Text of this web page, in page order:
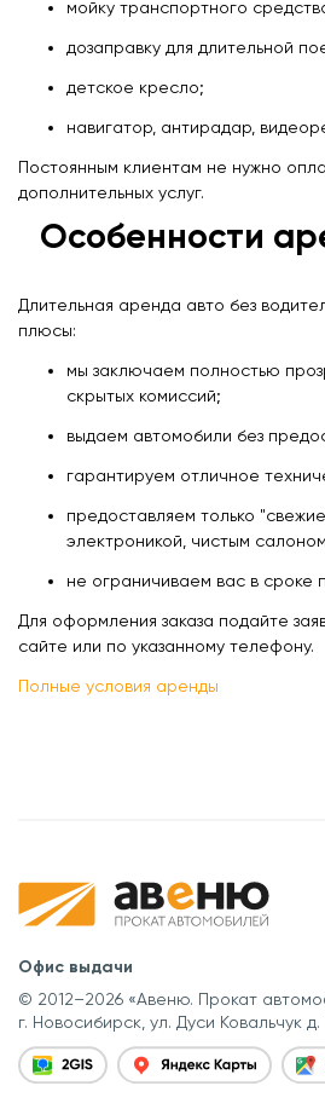
мойку транспортного
дозаправку для длительной
детское кресло;
навигатор, антирадар,
Постоянным клиентам не нужно
дополнительных услуг.
Особенности
Длительная аренда авто без
плюсы:
мы заключаем полностью
скрытых комиссий;
выдаем автомобили без
гарантируем отличное
предоставляем только
электроникой, чистым
не ограничиваем вас в сроке
Для оформления заказа подайте
сайте или по указанному телефону.
Полные условия аренды
Офис выдачи
© 2012–2026 «Авеню. Прокат
г. Новосибирск, ул. Дуси Ковальчук